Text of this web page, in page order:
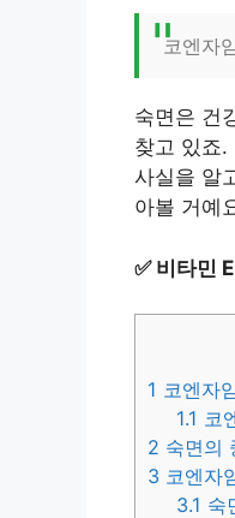
코엔자
숙면은 건
찾고 있죠.
사실을 알
아볼 거예
✅ 비타민
1 코엔자
1.1 코
2 숙면의
3 코엔자
3.1 숙